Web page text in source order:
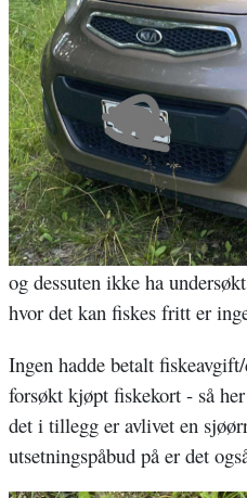
og dessuten ikke ha
hvor det kan fiskes fritt er
Ingen hadde betalt
forsøkt kjøpt fiskekort - så
det i tillegg er avlivet en
utsetningspåbud på er det